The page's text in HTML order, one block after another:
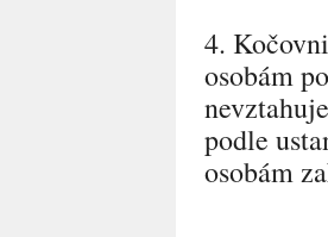
4.
osobám
podle
osobám